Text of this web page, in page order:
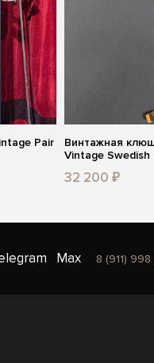
Pair
Винтажная
Vintage Swedish
32 200 ₽
Max 8 (911) 998